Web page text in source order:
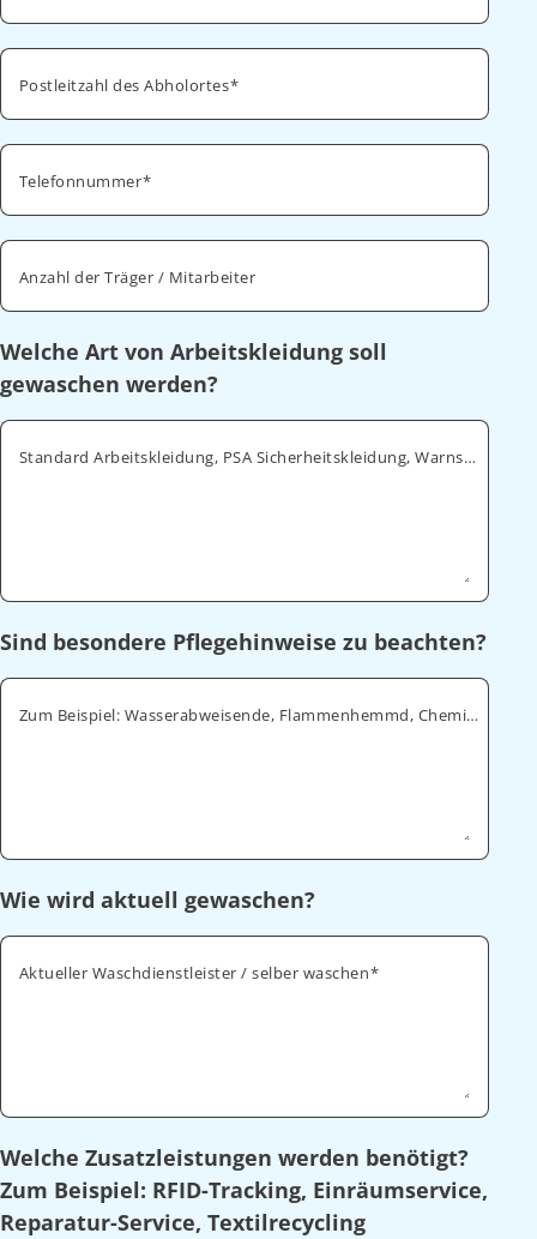
Postleitzahl des Abholortes
Telefonnummer
Anzahl der Träger / Mitarbeiter
Welche Art von Arbeitskleidung soll
gewaschen werden?
Standard Arbeitskleidung, PSA Sicherheitskleidung, Warnschutz, ESD
Sind besondere Pflegehinweise zu beachten?
Zum Beispiel: Wasserabweisende, Flammenhemmd, Chemikalienabweisende
Wie wird aktuell gewaschen?
Aktueller Waschdienstleister / selber waschen
Welche Zusatzleistungen werden benötigt?
Zum Beispiel: RFID-Tracking, Einräumservice,
Reparatur-Service, Textilrecycling